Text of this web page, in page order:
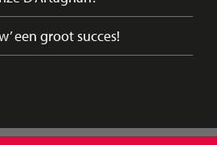
een groot succes!